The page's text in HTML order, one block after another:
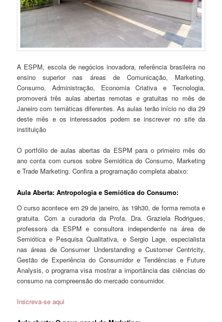
A ESPM, escola de negócios inovadora, referência brasileira no
ensino superior nas áreas de Comunicação, Marketing,
Consumo, Administração, Economia Criativa e Tecnologia,
promoverá três aulas abertas remotas e gratuitas no mês de
Janeiro com temáticas diferentes. As aulas terão início no dia 29
deste mês e os interessados podem se inscrever no site da
instituição
O portfólio de aulas abertas da ESPM para o primeiro mês do
ano conta com cursos sobre Semiótica do Consumo, Marketing
e Trade Marketing. Confira a programação completa abaixo:
Aula Aberta: Antropologia e Semiótica do Consumo:
O curso acontece em 29 de janeiro, às 19h30, de forma remota e
gratuita. Com a curadoria da Profa. Dra. Graziela Rodrigues,
professora da ESPM e consultora independente na área de
Semiótica e Pesquisa Qualitativa, e Sergio Lage, especialista
nas áreas de Consumer Understanding e Customer Centricity,
Gestão de Experiência do Consumidor e Tendências e Future
Analysis, o programa visa mostrar a importância das ciências do
consumo na compreensão do mercado consumidor.
Inscreva-se aqui